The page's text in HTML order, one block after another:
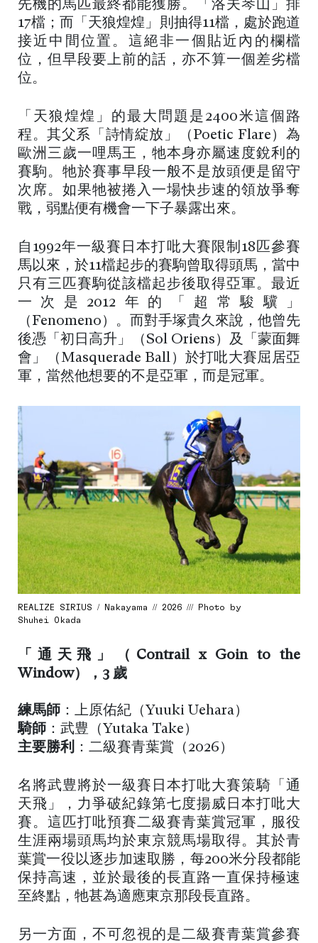
先機的馬匹最終都能獲勝。「洛夫琴山」排
17檔；而「天狼煌煌」則抽得11檔，處於跑道
接近中間位置。這絕非一個貼近內的欄檔
位，但早段要上前的話，亦不算一個差劣檔
位。
「天狼煌煌」的最大問題是2400米這個路
程。其父系「詩情綻放」（Poetic Flare）為
歐洲三歲一哩馬王，牠本身亦屬速度銳利的
賽駒。牠於賽事早段一般不是放頭便是留守
次席。如果牠被捲入一場快步速的領放爭奪
戰，弱點便有機會一下子暴露出來。
自1992年一級賽日本打吡大賽限制18匹參賽
馬以來，於11檔起步的賽駒曾取得頭馬，當中
只有三匹賽駒從該檔起步後取得亞軍。最近
一次是2012年的「超常駿驥」
（Fenomeno）。而對手塚貴久來說，他曾先
後憑「初日高升」（Sol Oriens）及「蒙面舞
會」（Masquerade Ball）於打吡大賽屈居亞
軍，當然他想要的不是亞軍，而是冠軍。
REALIZE SIRIUS / Nakayama // 2026 /// Photo by
Shuhei Okada
「通天飛」（Contrail x Goin to the
Window），3 歲
練馬師 ：上原佑紀（Yuuki Uehara）
騎師 ：武豊（Yutaka Take）
主要勝利 ：二級賽青葉賞（2026）
名將武豊將於一級賽日本打吡大賽策騎「通
天飛」，力爭破紀錄第七度揚威日本打吡大
賽。這匹打吡預賽二級賽青葉賞冠軍，服役
生涯兩場頭馬均於東京競馬場取得。其於青
葉賞一役以逐步加速取勝，每200米分段都能
保持高速，並於最後的長直路一直保持極速
至終點，牠甚為適應東京那段長直路。
另一方面，不可忽視的是二級賽青葉賞參賽